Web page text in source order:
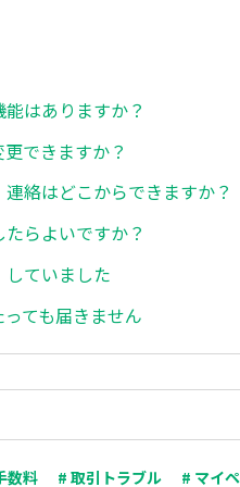
はありますか？
できますか？
絡はどこからできますか？
らよいですか？
ていました
ても届きません
数料 # 取引トラブル # マイ